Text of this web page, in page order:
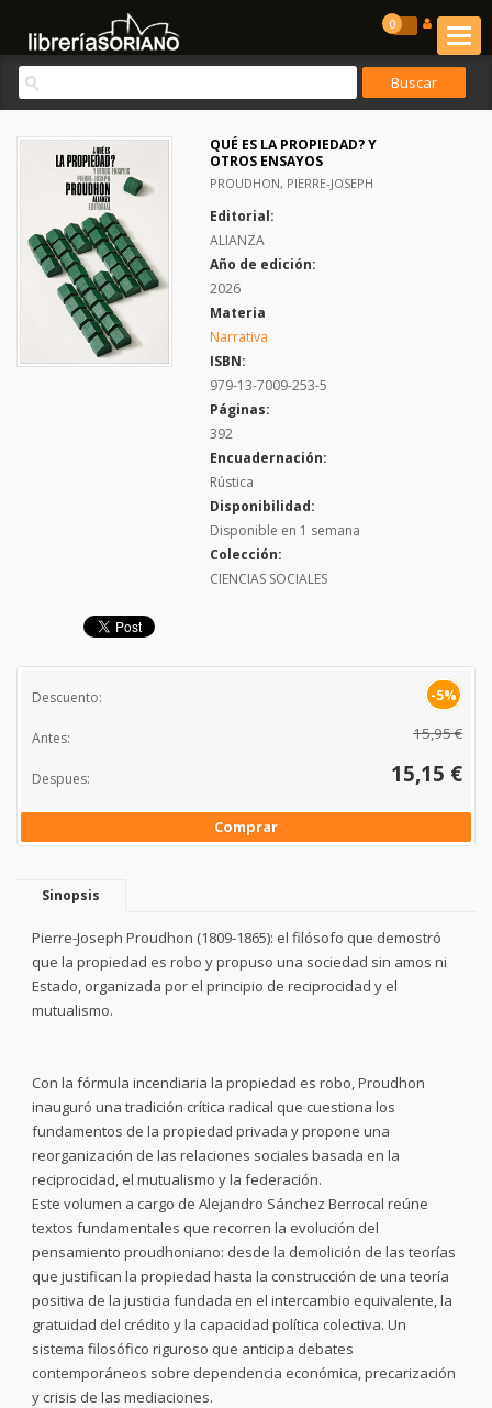
0
QUÉ ES LA PROPIEDAD? Y
OTROS ENSAYOS
PROUDHON, PIERRE-JOSEPH
Editorial:
ALIANZA
Año de edición:
2026
Materia
Narrativa
ISBN:
979-13-7009-253-5
Páginas:
392
Encuadernación:
Rústica
Disponibilidad:
Disponible en 1 semana
Colección:
CIENCIAS SOCIALES
Descuento: -5%
Antes: 15,95 €
Despues: 15,15 €
Comprar
Sinopsis
Pierre-Joseph Proudhon (1809-1865): el filósofo que demostró
que la propiedad es robo y propuso una sociedad sin amos ni
Estado, organizada por el principio de reciprocidad y el
mutualismo.
Con la fórmula incendiaria la propiedad es robo, Proudhon
inauguró una tradición crítica radical que cuestiona los
fundamentos de la propiedad privada y propone una
reorganización de las relaciones sociales basada en la
reciprocidad, el mutualismo y la federación.
Este volumen a cargo de Alejandro Sánchez Berrocal reúne
textos fundamentales que recorren la evolución del
pensamiento proudhoniano: desde la demolición de las teorías
que justifican la propiedad hasta la construcción de una teoría
positiva de la justicia fundada en el intercambio equivalente, la
gratuidad del crédito y la capacidad política colectiva. Un
sistema filosófico riguroso que anticipa debates
contemporáneos sobre dependencia económica, precarización
y crisis de las mediaciones.